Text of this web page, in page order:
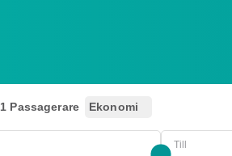
1 Passagerare Ekonomi
Till